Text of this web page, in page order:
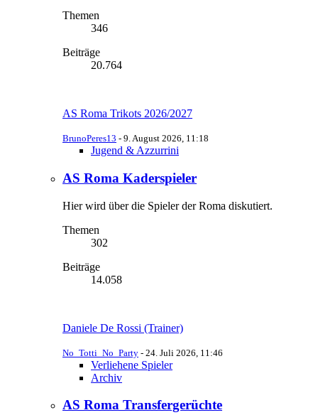
Themen
346
Beiträge
20.764
AS Roma Trikots 2026/2027
BrunoPeres13 - 9. August 2026, 11:18
Jugend & Azzurrini
AS Roma Kaderspieler
Hier wird über die Spieler der Roma diskutiert.
Themen
302
Beiträge
14.058
Daniele De Rossi (Trainer)
No_Totti_No_Party - 24. Juli 2026, 11:46
Verliehene Spieler
Archiv
AS Roma Transfergerüchte